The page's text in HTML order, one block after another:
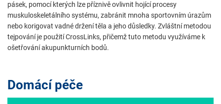
pásek, pomocí kterých lze příznivě ovlivnit hojící procesy
muskuloskeletálního systému, zabránit mnoha sportovním úrazům
nebo korigovat vadné držení těla a jeho důsledky. Zvláštní metodou
tejpování je použití CrossLinks, přičemž tuto metodu využíváme k
ošetřování akupunkturních bodů.
Domácí péče